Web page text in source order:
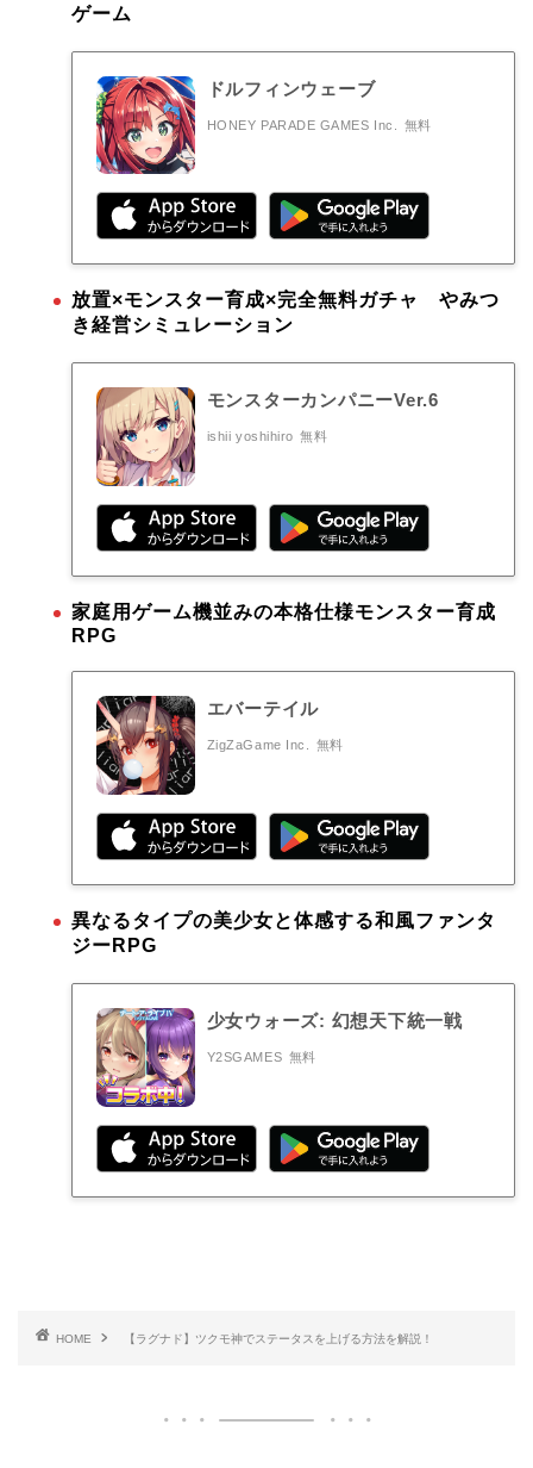
ゲーム
ドルフィンウェーブ
HONEY PARADE GAMES Inc. 無料
放置×モンスター育成×完全無料ガチャ やみつ
き経営シミュレーション
モンスターカンパニーVer.6
ishii yoshihiro 無料
家庭用ゲーム機並みの本格仕様モンスター育成
RPG
エバーテイル
ZigZaGame Inc. 無料
異なるタイプの美少女と体感する和風ファンタ
ジーRPG
少女ウォーズ: 幻想天下統一戦
Y2SGAMES 無料
HOME 【ラグナド】ツクモ神でステータスを上げる方法を解説！